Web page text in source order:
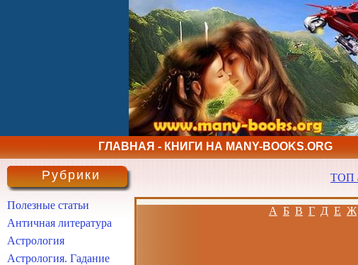
ГЛАВНАЯ - КНИГИ НА MANY-BOOKS.ORG
ТОП
А Б В Г Д Е Ж
Рубрики
Полезные статьи
Античная литература
Астрология
Астрология. Гадание